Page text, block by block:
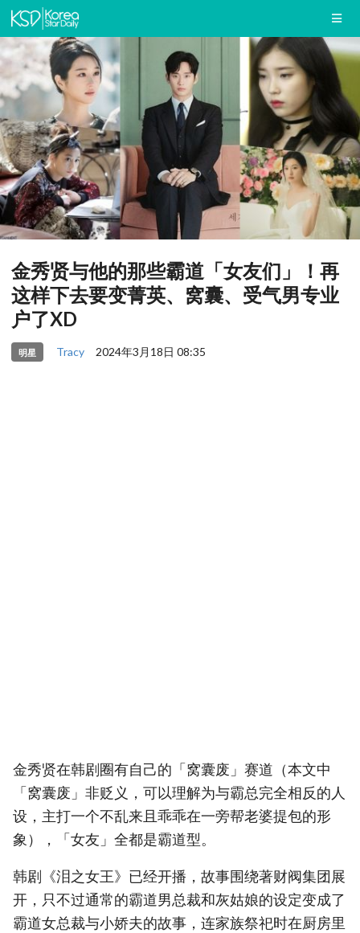
金秀贤与他的那些霸道「女友们」！再
这样下去要变菁英、窝囊、受气男专业
户了XD
明星 Tracy 2024年3月18日 08:35
金秀贤在韩剧圈有自己的「窝囊废」赛道（本文中
「窝囊废」非贬义，可以理解为与霸总完全相反的人
设，主打一个不乱来且乖乖在一旁帮老婆提包的形
象），「女友」全都是霸道型。
韩剧《泪之女王》已经开播，故事围绕著财阀集团展
开，只不过通常的霸道男总裁和灰姑娘的设定变成了
霸道女总裁与小娇夫的故事，连家族祭祀时在厨房里